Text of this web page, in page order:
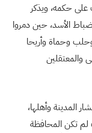
على حكمه، ويذكر
ضباط الأسد، حين دمروا
وحماة وأريحا
والمعتقلين
المدينة وأهلها،
لم تكن المحافظة